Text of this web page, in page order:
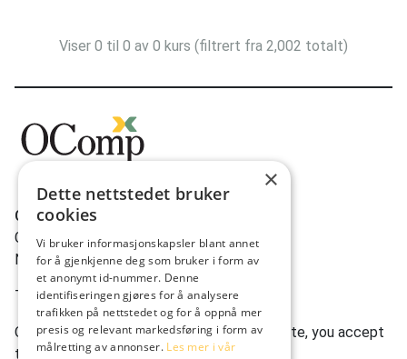
Svolvær
Sola
Brønnøysund
Åndalsnes
Steinsholt
Tønsberg
7
Viser 0 til 0 av 0 kurs (filtrert fra 2,002 totalt)
OComp AS
Gravdalsveien 262
N-5165 Laksevåg
Tlf:(+47) 950 22 622
Ocomp.co uses cookies. By using our website, you accept
this.
×
Dette nettstedet bruker
cookies
Vi bruker informasjonskapsler blant annet
for å gjenkjenne deg som bruker i form av
et anonymt id-nummer. Denne
identifiseringen gjøres for å analysere
trafikken på nettstedet og for å oppnå mer
presis og relevant markedsføring i form av
målretting av annonser. Les mer i vår